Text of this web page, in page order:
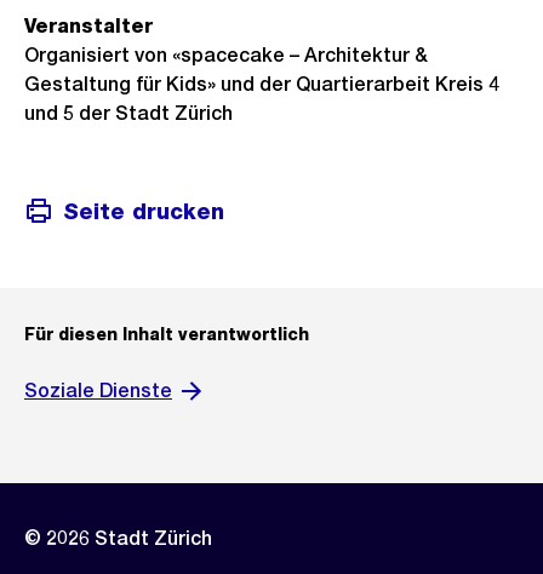
Veranstalter
Organisiert von «spacecake – Architektur &
Gestaltung für Kids» und der Quartierarbeit Kreis 4
und 5 der Stadt Zürich
Seite drucken
Für diesen Inhalt verantwortlich
Soziale Dienste
© 2026 Stadt Zürich